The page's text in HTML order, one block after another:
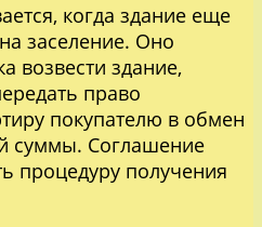
когда здание еще
заселение. Оно
возвести здание,
право
покупателю в обмен
суммы. Соглашение
процедуру получения